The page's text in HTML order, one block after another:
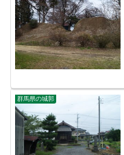
群馬県の城郭